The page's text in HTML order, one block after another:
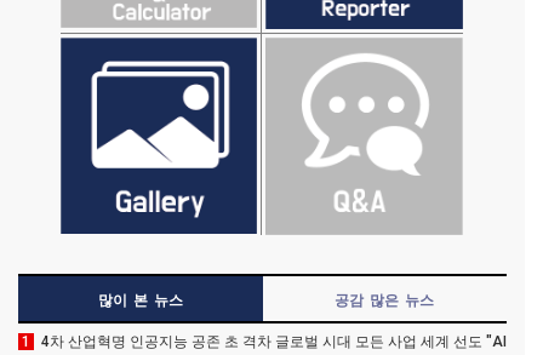
많이 본 뉴스 공감 많은 뉴스
1
4차 산업혁명 인공지능 공존 초 격차 글로벌 시대 모든 사업 세계 선도 "AI